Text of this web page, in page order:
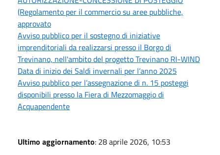
(Regolamento per il commercio su aree pubbliche,
approvato
Avviso pubblico per il sostegno di iniziative
imprenditoriali da realizzarsi presso il Borgo di
Trevinano, nell'ambito del progetto Trevinano RI-WIND
Data di inizio dei Saldi invernali per l’anno 2025
Avviso pubblico per l’assegnazione di n. 15 posteggi
disponibili presso la Fiera di Mezzomaggio di
Acquapendente
Ultimo aggiornamento: 28 aprile 2026, 10:53